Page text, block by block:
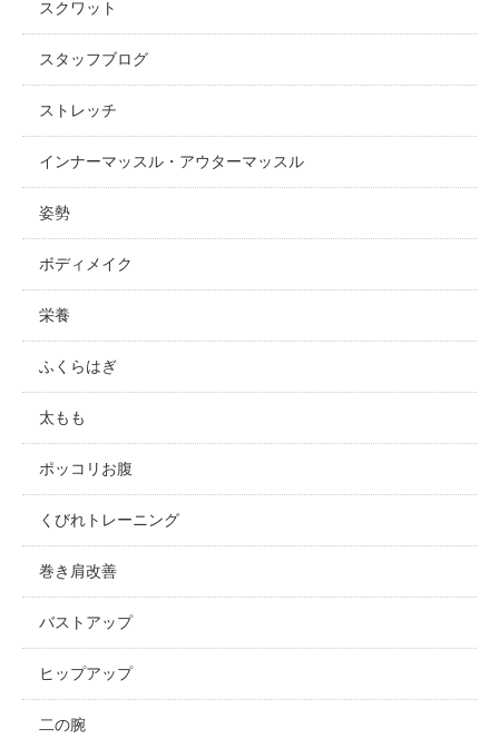
スクワット
スタッフブログ
ストレッチ
インナーマッスル・アウターマッスル
姿勢
ボディメイク
栄養
ふくらはぎ
太もも
ポッコリお腹
くびれトレーニング
巻き肩改善
バストアップ
ヒップアップ
二の腕